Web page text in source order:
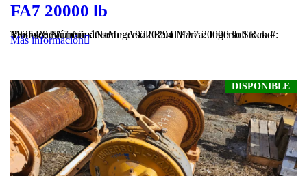
FA7 20000 lb
Remolcador neumático Ingersoll Rand FA7 20000 lb Stock #: T335-28 Número de serie: A0220294 Marca: Ingersoll Rand Modelo: FA7 Año: N/A
Más información
DISPONIBLE